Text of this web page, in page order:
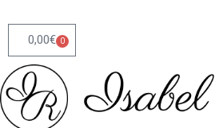
0,00€ 0